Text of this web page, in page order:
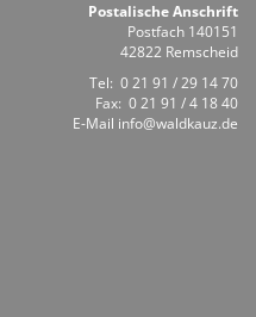
Postalische Anschrift
Postfach 140151
42822 Remscheid
Tel: 0 21 91 / 29 14 70
Fax: 0 21 91 / 4 18 40
E-Mail info@waldkauz.de